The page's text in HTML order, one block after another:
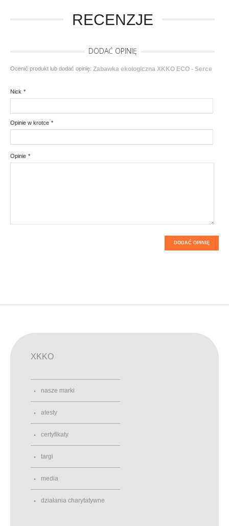
RECENZJE
DODAĆ OPINIĘ
Ocenić produkt lub dodać opinię: Zabawka ekologiczna XKKO ECO - Serce
*
Nick
*
Opinie w krotce
*
Opinie
DODAĆ OPINIĘ
XKKO
nasze marki
atesty
certyfikaty
targi
media
działania charytatywne